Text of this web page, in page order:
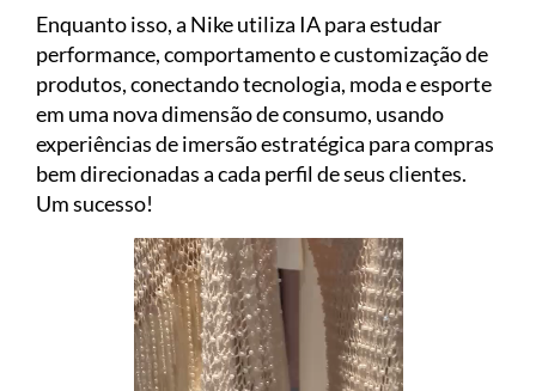
Enquanto isso, a Nike utiliza IA para estudar
performance, comportamento e customização de
produtos, conectando tecnologia, moda e esporte
em uma nova dimensão de consumo, usando
experiências de imersão estratégica para compras
bem direcionadas a cada perfil de seus clientes.
Um sucesso!